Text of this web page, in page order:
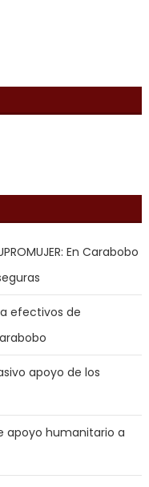
En Carabobo
efectivos de
apoyo de los
apoyo humanitario a